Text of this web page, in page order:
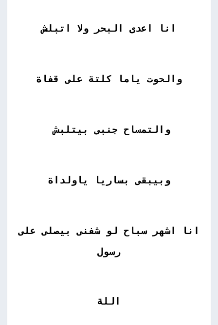
انا اعدى البحر ولا اتبلش
والحوت ياما كلتة على قفاة
والتمساح جنبى بيتلبش
وبيبقى بساريا ياولداة
انا اشهر سباح لو شفنى بيصلى على
رسول
اللة